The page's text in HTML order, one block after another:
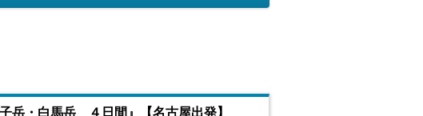
岳・白馬岳 ４日間』【名古屋出発】